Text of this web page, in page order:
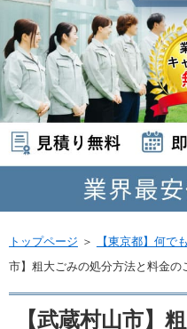
トップページ ＞ 【東京都】何で
市】粗大ごみの処分方法と料金の
【武蔵村山市】